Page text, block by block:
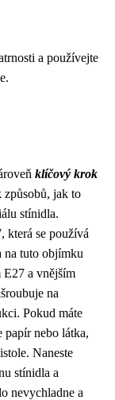
a používejte
klíčový krok
jak to
stínidla.
která se používá
na tuto objímku
E27 a vnějším
na
Pokud máte
papír nebo látka,
Naneste
stínidla a
nevychladne a